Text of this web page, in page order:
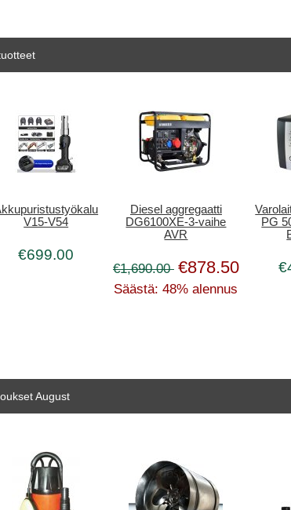
V15-V54
€699.00
Diesel aggregaatti
DG6100XE-3-vaihe
AVR
€1,690.00 €878.50
Säästä: 48% alennus
PG
August